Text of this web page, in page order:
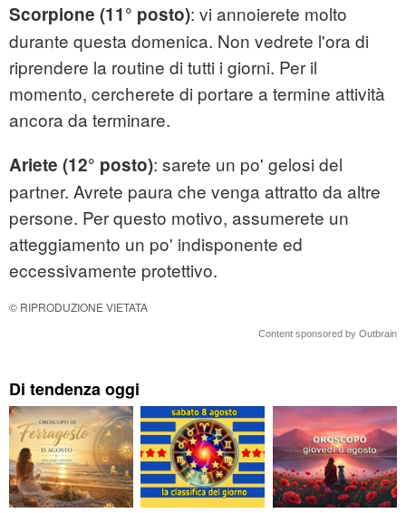
Scorpione (11° posto): vi annoierete molto
durante questa domenica. Non vedrete l'ora di
riprendere la routine di tutti i giorni. Per il
momento, cercherete di portare a termine attività
ancora da terminare.
Ariete (12° posto): sarete un po' gelosi del
partner. Avrete paura che venga attratto da altre
persone. Per questo motivo, assumerete un
atteggiamento un po' indisponente ed
eccessivamente protettivo.
© RIPRODUZIONE VIETATA
Content sponsored by Outbrain
Di tendenza oggi